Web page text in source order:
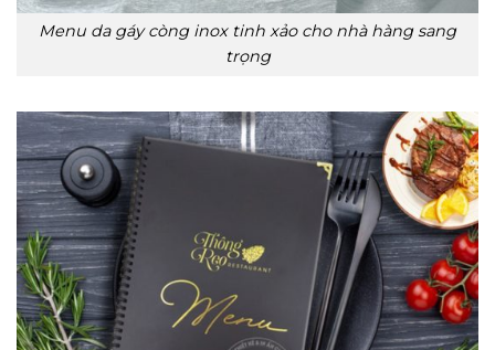
Menu da gáy còng inox tinh xảo cho nhà hàng sang
trọng